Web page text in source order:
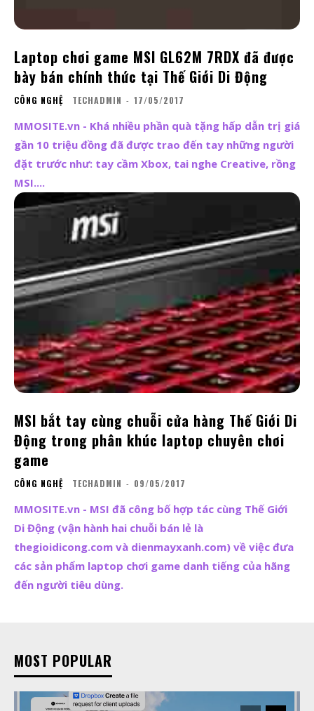
Laptop chơi game MSI GL62M 7RDX đã được
bày bán chính thức tại Thế Giới Di Động
CÔNG NGHỆ TECHADMIN - 17/05/2017
MMOSITE.vn - Khá nhiều phần quà tặng hấp dẫn trị giá
gần 10 triệu đồng đã được trao đến tay những người
đặt trước như: tay cầm Xbox, tai nghe Creative, rồng
MSI....
MSI bắt tay cùng chuỗi cửa hàng Thế Giới Di
Động trong phân khúc laptop chuyên chơi
game
CÔNG NGHỆ TECHADMIN - 09/05/2017
MMOSITE.vn - MSI đã công bố hợp tác cùng Thế Giới
Di Động (vận hành hai chuỗi bán lẻ là
thegioidicong.com và dienmayxanh.com) về việc đưa
các sản phẩm laptop chơi game danh tiếng của hãng
đến người tiêu dùng.
MOST POPULAR